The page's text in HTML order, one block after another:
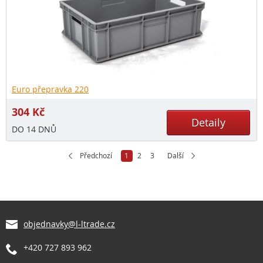
Euro přepravka 220
304 Kč
DO 14 DNŮ Detaily
Předchozí 1 2 3 Další
objednavky@l-ltrade.cz
+420 727 893 962